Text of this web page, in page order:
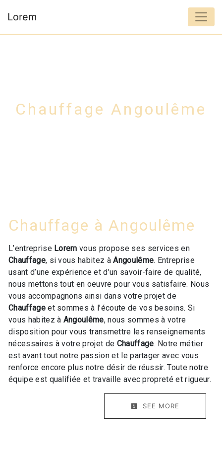
Lorem
Chauffage Angoulême
Chauffage à Angoulême
L’entreprise Lorem vous propose ses services en
Chauffage, si vous habitez àAngoulême. Entreprise
usant d’une expérience et d’un savoir-faire de qualité,
nous mettons tout en oeuvre pour vous satisfaire. Nous
vous accompagnons ainsi dans votre projet de
Chauffageet sommes à l’écoute de vos besoins. Si
vous habitez à Angoulême, nous sommes à votre
disposition pour vous transmettre les renseignements
nécessaires à votre projet de Chauffage. Notre métier
est avant tout notre passion et le partager avec vous
renforce encore plus notre désir de réussir. Toute notre
équipe est qualifiée et travaille avec propreté et rigueur.
SEE MORE